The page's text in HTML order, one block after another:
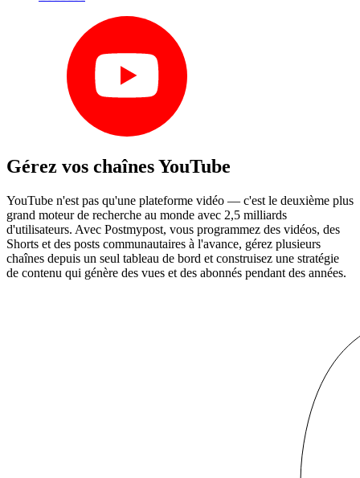
Gérez vos chaînes YouTube
YouTube n'est pas qu'une plateforme vidéo — c'est le deuxième plus
grand moteur de recherche au monde avec 2,5 milliards
d'utilisateurs. Avec Postmypost, vous programmez des vidéos, des
Shorts et des posts communautaires à l'avance, gérez plusieurs
chaînes depuis un seul tableau de bord et construisez une stratégie
de contenu qui génère des vues et des abonnés pendant des années.